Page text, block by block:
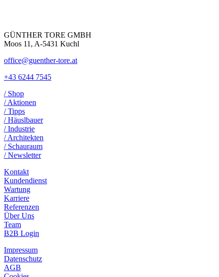
GÜNTHER TORE GMBH
Moos 11, A-5431 Kuchl
office@guenther-tore.at
+43 6244 7545
/ Shop
/ Aktionen
/ Tipps
/ Häuslbauer
/ Industrie
/ Architekten
/ Schauraum
/ Newsletter
Kontakt
Kundendienst
Wartung
Karriere
Referenzen
Über Uns
Team
B2B Login
Impressum
Datenschutz
AGB